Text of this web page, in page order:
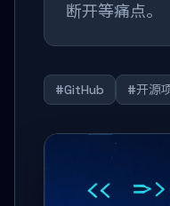
断开等痛点。
#GitHub #开源